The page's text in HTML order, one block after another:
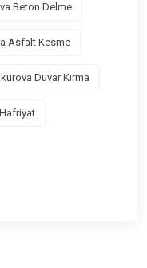
Beton Delme
Asfalt Kesme
Duvar Kırma